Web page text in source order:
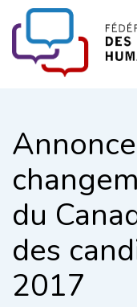
du
des
2017